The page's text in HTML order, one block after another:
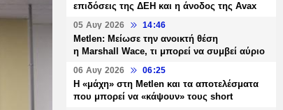
επιδόσεις της ΔΕΗ και η άνοδος της Avax
05 Αυγ 2026 14:46
Metlen: Μείωσε την ανοικτή θέση
η Marshall Wace, τι μπορεί να συμβεί αύριο
06 Αυγ 2026 06:25
H «μάχη» στη Metlen και τα αποτελέσματα
που μπορεί να «κάψουν» τους short